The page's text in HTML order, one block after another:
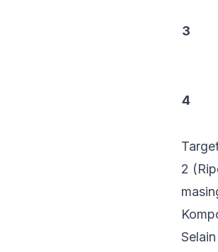
3
4
2